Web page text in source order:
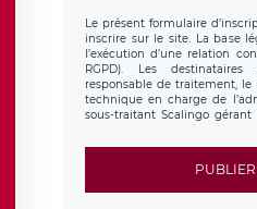
Le présent formulaire
inscrire sur le site. La base
l’exécution d’une relation
RGPD). Les
responsable de traitement,
technique en charge de
sous-traitant Scalingo
toute personne légalement
d’inscription est hébergé
protection conformes au RGPD
sont conservées jusqu’à ce
PUBLIER